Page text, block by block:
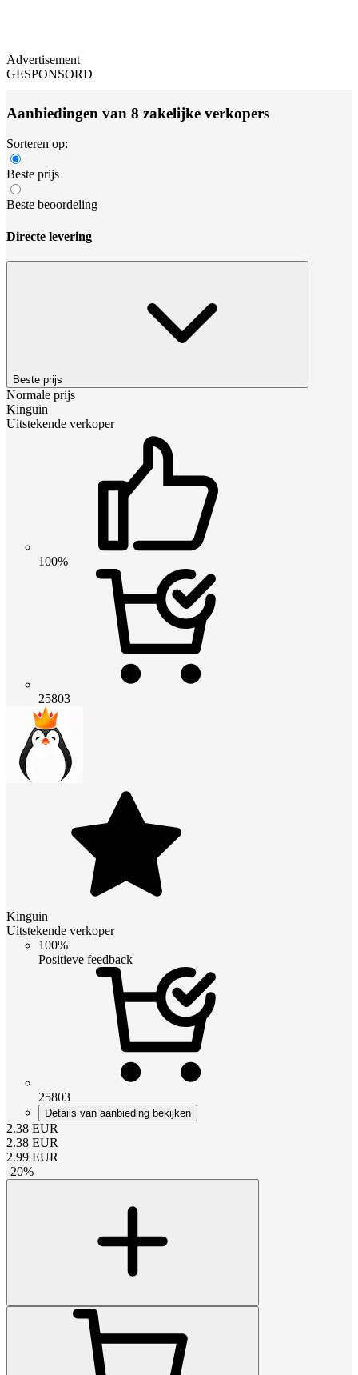
Advertisement
GESPONSORD
Aanbiedingen van 8 zakelijke verkopers
Sorteren op:
Beste prijs
Beste beoordeling
Directe levering
Beste prijs
Normale prijs
Kinguin
Uitstekende verkoper
100%
25803
Kinguin
Uitstekende verkoper
100%
Positieve feedback
25803
Details van aanbieding bekijken
2.38 EUR
2.38 EUR
2.99 EUR
-20%